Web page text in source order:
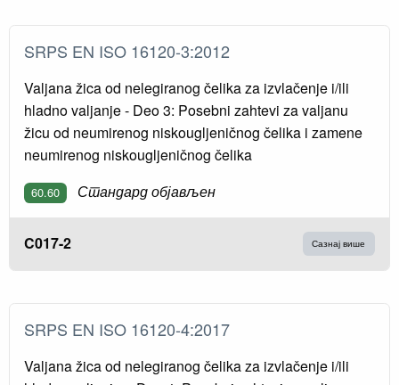
SRPS EN ISO 16120-3:2012
Valjana žica od nelegiranog čelika za izvlačenje i/ili
hladno valjanje - Deo 3: Posebni zahtevi za valjanu
žicu od neumirenog niskougljeničnog čelika i zamene
neumirenog niskougljeničnog čelika
60.60 Стандард објављен
C017-2 Сазнај више
SRPS EN ISO 16120-4:2017
Valjana žica od nelegiranog čelika za izvlačenje i/ili